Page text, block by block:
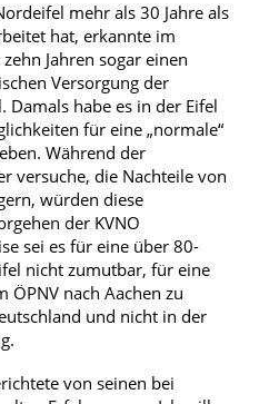
mehr als 30 Jahre als
hat, erkannte im
Jahren sogar einen
Versorgung der
habe es in der Eifel
für eine „normale“
Während der
versuche, die Nachteile von
würden diese
der KVNO
sei es für eine über 80-
nicht zumutbar, für eine
ÖPNV nach Aachen zu
und nicht in der
von seinen bei